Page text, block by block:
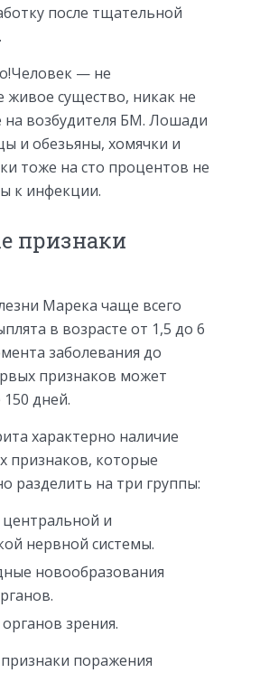
после тщательной
— не
живое существо, никак не
возбудителя БМ. Лошади
и обезьяны, хомячки и
тоже на сто процентов не
к инфекции.
признаки
Марека чаще всего
в возрасте от 1,5 до 6
заболевания до
признаков может
дней.
характерно наличие
признаков, которые
разделить на три группы:
и
нервной системы.
новообразования
зрения.
поражения